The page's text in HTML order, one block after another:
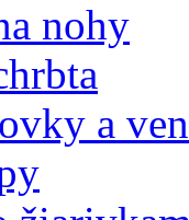
nohy
a